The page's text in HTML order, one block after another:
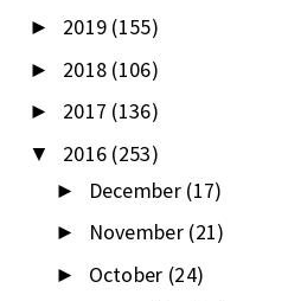
► 2019 (155)
► 2018 (106)
► 2017 (136)
▼ 2016 (253)
► December (17)
► November (21)
► October (24)